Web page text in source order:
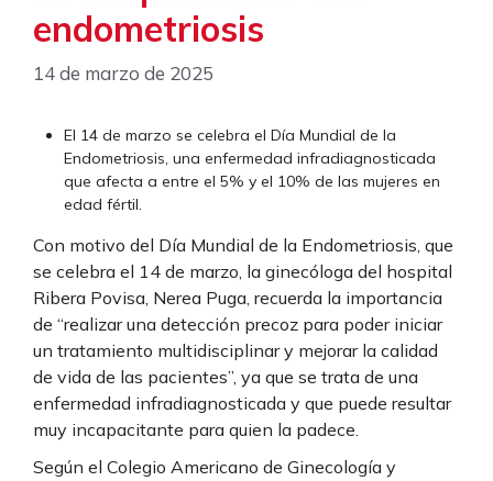
endometriosis
14 de marzo de 2025
El 14 de marzo se celebra el Día Mundial de la
Endometriosis, una enfermedad infradiagnosticada
que afecta a entre el 5% y el 10% de las mujeres en
edad fértil.
Con motivo del Día Mundial de la Endometriosis, que
se celebra el 14 de marzo, la ginecóloga del hospital
Ribera Povisa, Nerea Puga, recuerda la importancia
de “realizar una detección precoz para poder iniciar
un tratamiento multidisciplinar y mejorar la calidad
de vida de las pacientes”, ya que se trata de una
enfermedad infradiagnosticada y que puede resultar
muy incapacitante para quien la padece.
Según el Colegio Americano de Ginecología y